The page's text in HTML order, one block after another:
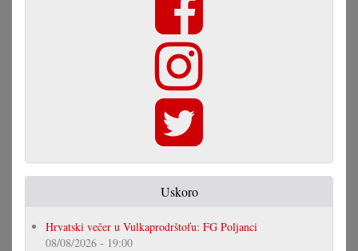
Uskoro
Hrvatski večer u Vulkaprodrštofu: FG Poljanci
08/08/2026 - 19:00